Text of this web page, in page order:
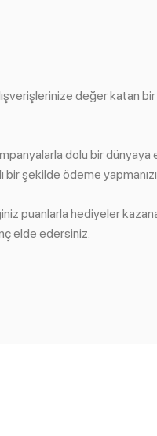
değer katan bir
dolu bir dünyaya
bir şekilde ödeme
puanlarla hediyeler
elde edersiniz.